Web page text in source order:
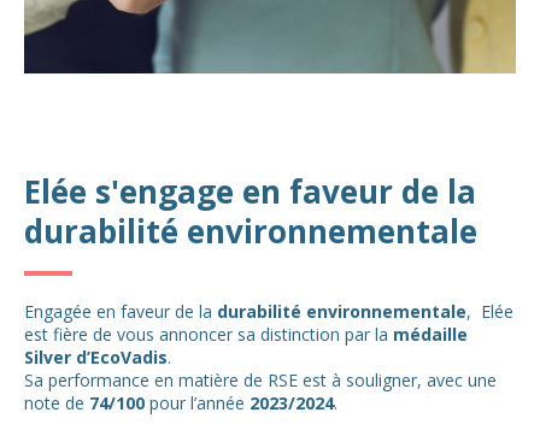
Elée s'engage en faveur de la
durabilité environnementale
Engagée en faveur de la durabilité environnementale, Elée
est fière de vous annoncer sa distinction par la médaille
Silver d’EcoVadis.
Sa performance en matière de RSE est à souligner, avec une
note de 74/100 pour l’année 2023/2024.